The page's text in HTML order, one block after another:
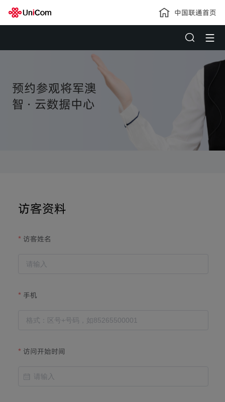
中国联通首页
预约参观将军澳
智 · 云数据中心
访客资料
访客姓名
手机
访问开始时间